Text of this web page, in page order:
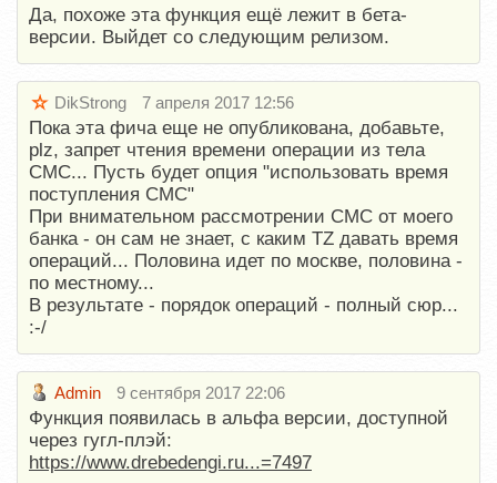
Да, похоже эта функция ещё лежит в бета-
версии. Выйдет со следующим релизом.
DikStrong 7 апреля 2017 12:56
Пока эта фича еще не опубликована, добавьте,
plz, запрет чтения времени операции из тела
СМС... Пусть будет опция "использовать время
поступления СМС"
При внимательном рассмотрении СМС от моего
банка - он сам не знает, с каким TZ давать время
операций... Половина идет по москве, половина -
по местному...
В результате - порядок операций - полный сюр...
:-/
Admin 9 сентября 2017 22:06
Функция появилась в альфа версии, доступной
через гугл-плэй:
https://www.drebedengi.ru...=7497